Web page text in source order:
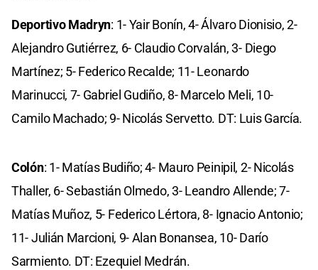
Deportivo Madryn: 1- Yair Bonín, 4- Álvaro Dionisio, 2-
Alejandro Gutiérrez, 6- Claudio Corvalán, 3- Diego
Martínez; 5- Federico Recalde; 11- Leonardo
Marinucci, 7- Gabriel Gudiño, 8- Marcelo Meli, 10-
Camilo Machado; 9- Nicolás Servetto. DT: Luis García.
Colón: 1- Matías Budiño; 4- Mauro Peinipil, 2- Nicolás
Thaller, 6- Sebastián Olmedo, 3- Leandro Allende; 7-
Matías Muñoz, 5- Federico Lértora, 8- Ignacio Antonio;
11- Julián Marcioni, 9- Alan Bonansea, 10- Darío
Sarmiento. DT: Ezequiel Medrán.